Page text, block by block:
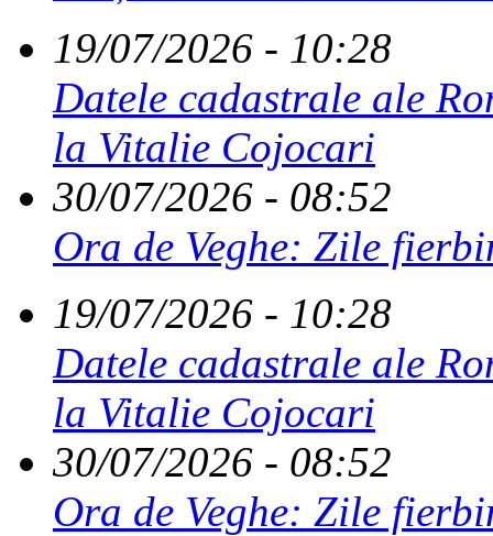
19/07/2026 - 10:28
Datele cadastrale ale
la Vitalie Cojocari
30/07/2026 - 08:52
Ora de Veghe: Zile
19/07/2026 - 10:28
Datele cadastrale ale
la Vitalie Cojocari
30/07/2026 - 08:52
Ora de Veghe: Zile